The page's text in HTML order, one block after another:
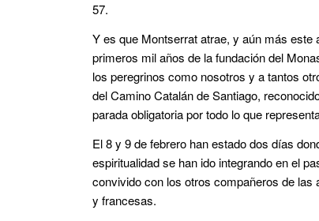
57.
Y es que Montserrat atrae, y aún más este
primeros mil años de la fundación del
los peregrinos como nosotros y a tantos
del Camino Catalán de Santiago,
parada obligatoria por todo lo que
El 8 y 9 de febrero han estado dos días
espiritualidad se han ido integrando en el
convivido con los otros compañeros de
y francesas.